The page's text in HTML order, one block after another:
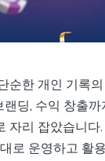
순한 개인 기록
랜딩, 수익 창출
자리 잡았습니다
로 운영하고 활